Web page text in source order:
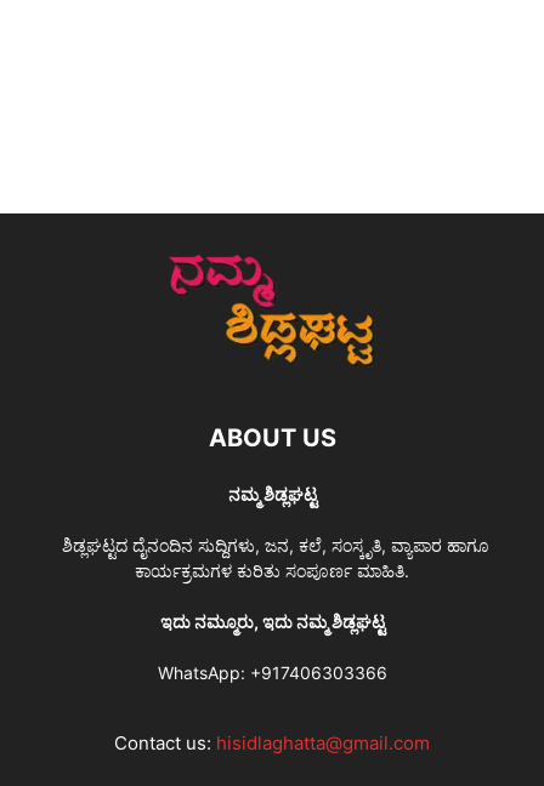
ABOUT US
ನಮ್ಮ ಶಿಡ್ಲಘಟ್ಟ
ಶಿಡ್ಲಘಟ್ಟದ ದೈನಂದಿನ ಸುದ್ದಿಗಳು, ಜನ, ಕಲೆ, ಸಂಸ್ಕೃತಿ, ವ್ಯಾಪಾರ ಹಾಗೂ
ಕಾರ್ಯಕ್ರಮಗಳ ಕುರಿತು ಸಂಪೂರ್ಣ ಮಾಹಿತಿ.
ಇದು ನಮ್ಮೂರು, ಇದು ನಮ್ಮ ಶಿಡ್ಲಘಟ್ಟ
WhatsApp: +917406303366
Contact us: hisidlaghatta@gmail.com